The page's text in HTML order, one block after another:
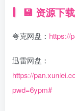
💾 资源下载
夸克网盘： https://
迅雷网盘：
https://
pwd=6ypm#